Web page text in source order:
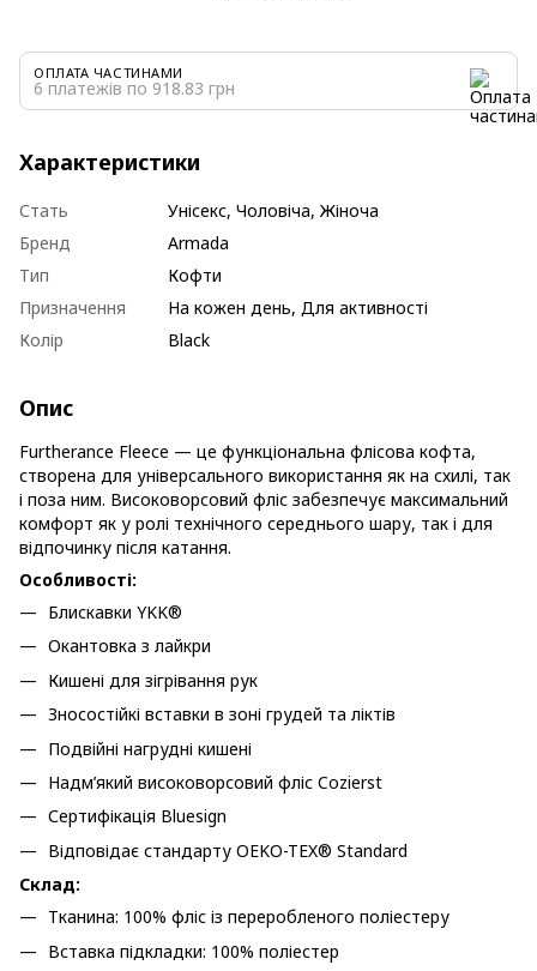
ОПЛАТА ЧАСТИНАМИ
6 платежів по 918.83 грн
Характеристики
Стать
Унісекс, Чоловіча, Жіноча
Бренд
Armada
Тип
Кофти
Призначення
На кожен день, Для активності
Колір
Black
Опис
Furtherance Fleece — це функціональна флісова кофта,
створена для універсального використання як на схилі, так
і поза ним. Високоворсовий фліс забезпечує максимальний
комфорт як у ролі технічного середнього шару, так і для
відпочинку після катання.
Особливості:
Блискавки YKK®
Окантовка з лайкри
Кишені для зігрівання рук
Зносостійкі вставки в зоні грудей та ліктів
Подвійні нагрудні кишені
Надм’який високоворсовий фліс Cozierst
Сертифікація Bluesign
Відповідає стандарту OEKO-TEX® Standard
Склад:
Тканина: 100% фліс із переробленого поліестеру
Вставка підкладки: 100% поліестер